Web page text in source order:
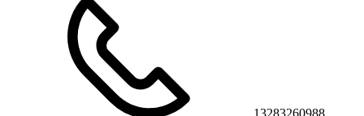
13283260988